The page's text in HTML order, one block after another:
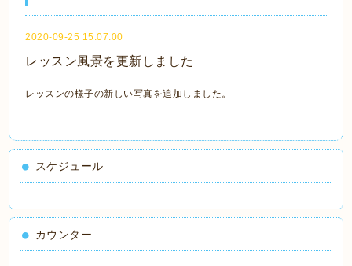
2020-09-25 15:07:00
レッスン風景を更新しました
レッスンの様子の新しい写真を追加しました。
スケジュール
カウンター